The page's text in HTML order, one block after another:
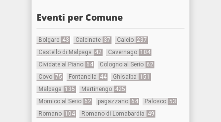
Eventi per Comune
Bolgare 43 Calcinate 37 Calcio 237
Castello di Malpaga 42 Cavernago 104
Cividate al Piano 64 Cologno al Serio 62
Covo 75 Fontanella 44 Ghisalba 151
Malpaga 135 Martinengo 425
Mornico al Serio 62 pagazzano 64 Palosco 53
Romano 104 Romano di Lomabardia 49